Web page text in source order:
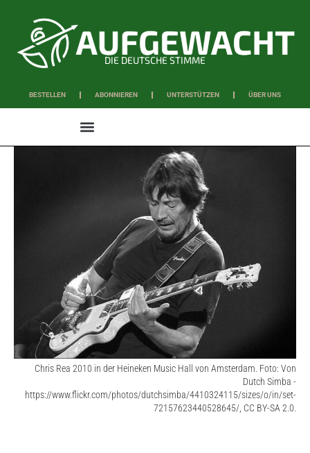
DIE DEUTSCHE STIMME
BESTELLEN ABONNIEREN UNTERSTÜTZEN ÜBER UNS
Chris Rea 2010 in der Heineken Music Hall von Amsterdam. Foto: Von
Dutch Simba -
https://www.flickr.com/photos/dutchsimba/4410324115/sizes/o/in/set-
72157623440528645/, CC BY-SA 2.0.